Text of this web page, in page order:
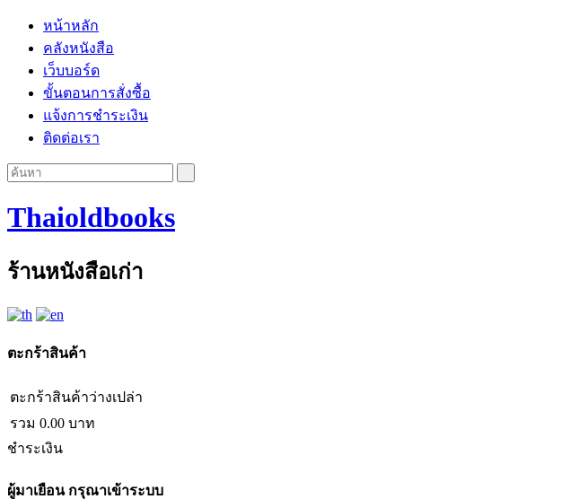
หน้าหลัก
คลังหนังสือ
เว็บบอร์ด
ขั้นตอนการสั่งซื้อ
แจ้งการชำระเงิน
ติดต่อเรา
Thaioldbooks
ร้านหนังสือเก่า
ตะกร้าสินค้า
ตะกร้าสินค้าว่างเปล่า
รวม 0.00 บาท
ชำระเงิน
ผู้มาเยือนกรุณาเข้าระบบ